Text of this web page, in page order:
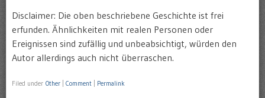
Disclaimer: Die oben beschriebene Geschichte ist frei
erfunden. Ähnlichkeiten mit realen Personen oder
Ereignissen sind zufällig und unbeabsichtigt, würden den
Autor allerdings auch nicht überraschen.
Filed under Other Comment Permalink